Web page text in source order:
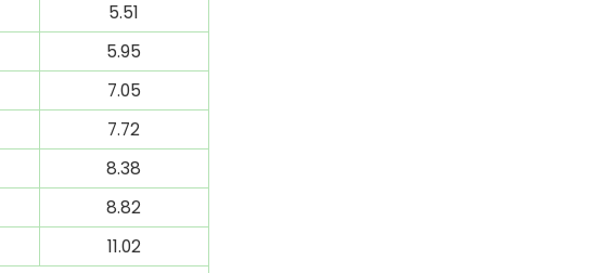
5.51
5.95
7.05
7.72
8.38
8.82
11.02